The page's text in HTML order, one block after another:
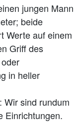
Wir sind rundum
Einrichtungen.